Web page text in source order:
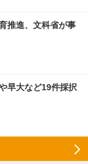
推進、文科省が事
早大など19件採択